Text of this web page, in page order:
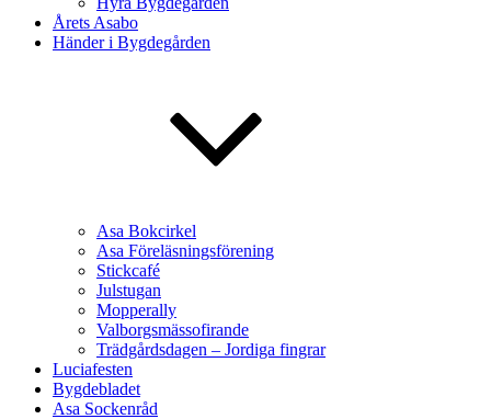
Årets Asabo
Händer i Bygdegården
Asa Bokcirkel
Asa Föreläsningsförening
Stickcafé
Julstugan
Mopperally
Valborgsmässofirande
Trädgårdsdagen – Jordiga fingrar
Luciafesten
Bygdebladet
Asa Sockenråd